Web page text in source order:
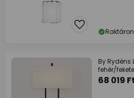
Raktáron
By
fehér/
68 019